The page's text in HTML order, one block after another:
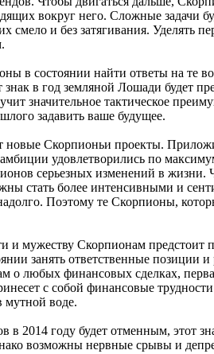
вокруг него. Сложные задачи
смело и без затягивания. Уделять
в состоянии найти ответы на те
в год земляной Лошади будет
значительное тактическое
задавить ваше будущее.
новые Скорпионьи проекты.
удовлетворились по
серьезных изменений в жизни.
стать более интенсивными и
Поэтому те Скорпионы,
и мужеству Скорпионам предстоит
занять ответственные позиции и
о любых финансовых сделках,
с собой финансовые
мутной воде.
в 2014 году будет отменным, этот
возможны нервные срывы и